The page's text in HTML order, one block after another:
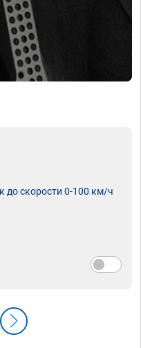
до скорости 0-100 км/ч